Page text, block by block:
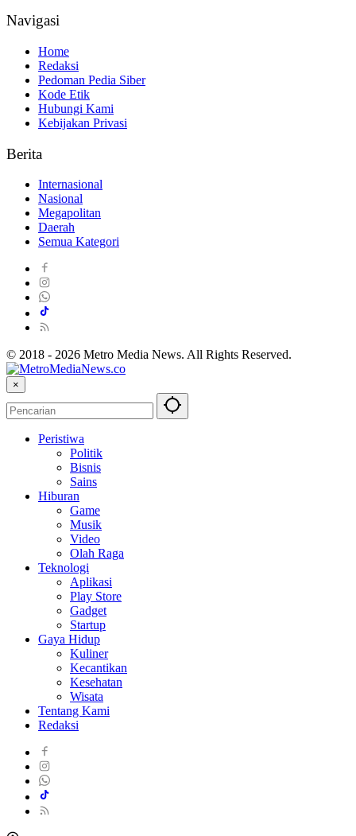
Navigasi
Home
Redaksi
Pedoman Pedia Siber
Kode Etik
Hubungi Kami
Kebijakan Privasi
Berita
Internasional
Nasional
Megapolitan
Daerah
Semua Kategori
© 2018 - 2026 Metro Media News. All Rights Reserved.
×
Peristiwa
Politik
Bisnis
Sains
Hiburan
Game
Musik
Video
Olah Raga
Teknologi
Aplikasi
Play Store
Gadget
Startup
Gaya Hidup
Kuliner
Kecantikan
Kesehatan
Wisata
Tentang Kami
Redaksi